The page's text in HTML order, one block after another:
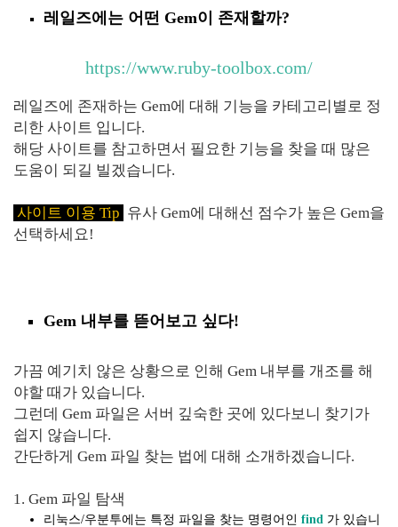
레일즈에는 어떤 Gem이 존재할까?
https://www.ruby-toolbox.com/
레일즈에 존재하는 Gem에 대해 기능을 카테고리별로 정
리한 사이트 입니다.
해당 사이트를 참고하면서 필요한 기능을 찾을 때 많은
도움이 되길 빌겠습니다.
사이트 이용 Tip 유사 Gem에 대해선 점수가 높은 Gem을
선택하세요!
Gem 내부를 뜯어보고 싶다!
가끔 예기치 않은 상황으로 인해 Gem 내부를 개조를 해
야할 때가 있습니다.
그런데 Gem 파일은 서버 깊숙한 곳에 있다보니 찾기가
쉽지 않습니다.
간단하게 Gem 파일 찾는 법에 대해 소개하겠습니다.
1. Gem 파일 탐색
리눅스/우분투에는 특정 파일을 찾는 명령어인 find 가 있습니